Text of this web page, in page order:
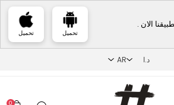
الان .
تحميل تحميل
0